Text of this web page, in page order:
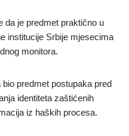
da je predmet praktično u
institucije Srbije mjesecima
monitora.
predmet postupaka pred
identiteta zaštićenih
iz haških procesa.